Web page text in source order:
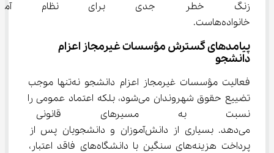
زنگ خطر جدی برای نظام
خانواده‌هاست.
پیامدهای گسترش مؤسسات غیرمجاز اعزام
دانشجو
فعالیت مؤسسات غیرمجاز اعزام دانشجو نه‌تنها موجب
تضییع حقوق شهروندان می‌شود، بلکه اعتماد عمومی را
نسبت به مسیرهای قانونی
می‌دهد. بسیاری از دانش‌آموزان و دانشجویان پس از
پرداخت هزینه‌های سنگین با دانشگاه‌های فاقد اعتبار،